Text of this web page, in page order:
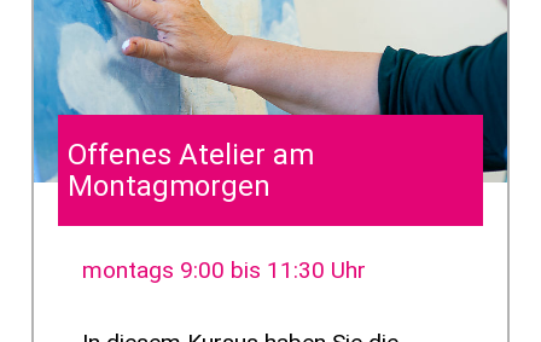
Offenes Atelier am
Montagmorgen
montags 9:00 bis 11:30 Uhr